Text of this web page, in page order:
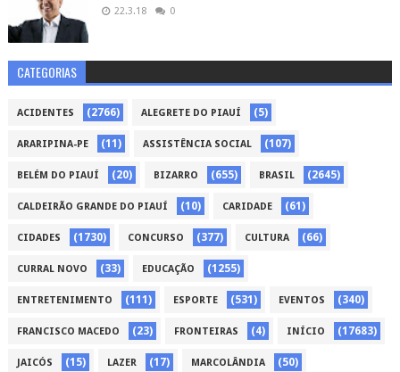
22.3.18 0
CATEGORIAS
ACIDENTES (2766) ALEGRETE DO PIAUÍ (5)
ARARIPINA-PE (11) ASSISTÊNCIA SOCIAL (107)
BELÉM DO PIAUÍ (20) BIZARRO (655) BRASIL (2645)
CALDEIRÃO GRANDE DO PIAUÍ (10) CARIDADE (61)
CIDADES (1730) CONCURSO (377) CULTURA (66)
CURRAL NOVO (33) EDUCAÇÃO (1255)
ENTRETENIMENTO (111) ESPORTE (531) EVENTOS (340)
FRANCISCO MACEDO (23) FRONTEIRAS (4) INÍCIO (17683)
JAICÓS (15) LAZER (17) MARCOLÂNDIA (50)